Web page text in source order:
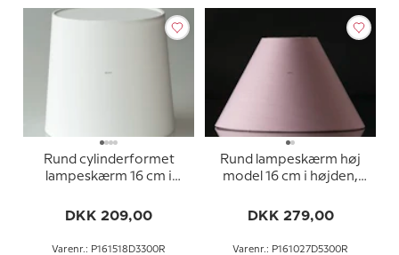
Rund cylinderformet
lampeskærm 16 cm i
DKK 209,00
Varenr.: P161518D3300R
Rund lampeskærm høj
model 16 cm i højden,
DKK 279,00
Varenr.: P161027D5300R